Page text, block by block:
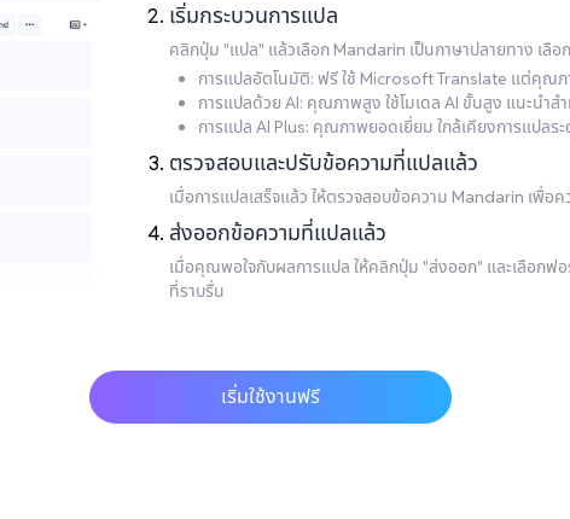
เริ่มกระบวนการแปล
คลิกปุ่ม "แปล" แล้วเลือก Mandarin เป็นภาษาปลายทาง เลื
การแปลอัตโนมัติ: ฟรี ใช้ Microsoft Translate แต่คุณภ
การแปลด้วย AI: คุณภาพสูง ใช้โมเดล AI ขั้นสูง แนะนำส
การแปล AI Plus: คุณภาพยอดเยี่ยม ใกล้เคียงการแปล
ตรวจสอบและปรับข้อความที่แปลแล้ว
เมื่อการแปลเสร็จแล้ว ให้ตรวจสอบข้อความ Mandarin เพื่
ส่งออกข้อความที่แปลแล้ว
เมื่อคุณพอใจกับผลการแปล ให้คลิกปุ่ม "ส่งออก" และเลือกฟ
ที่ราบรื่น
เริ่มใช้งานฟรี